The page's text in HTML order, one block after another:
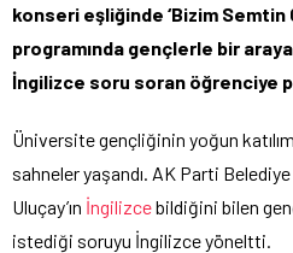
konseri eşliğinde ‘Bizim Semtin
programında gençlerle bir
İngilizce soru soran öğrenciye
Üniversite gençliğinin yoğun
sahneler yaşandı. AK Parti
Uluçay’ın İngilizcebildiğini bilen
istediği soruyu İngilizce yöneltti.